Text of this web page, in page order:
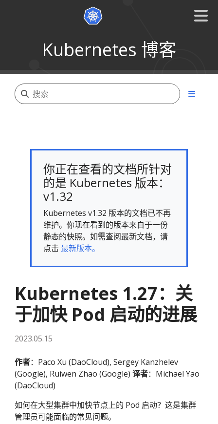
Kubernetes 博客
你正在查看的文档所针对
的是 Kubernetes 版本：
v1.32
Kubernetes v1.32 版本的文档已不再
维护。你现在看到的版本来自于一份
静态的快照。如需查阅最新文档，请
点击 最新版本。
Kubernetes 1.27：关
于加快 Pod 启动的进展
2023.05.15
作者：Paco Xu (DaoCloud), Sergey Kanzhelev
(Google), Ruiwen Zhao (Google) 译者：Michael Yao
(DaoCloud)
如何在大型集群中加快节点上的 Pod 启动？这是集群
管理员可能面临的常见问题。